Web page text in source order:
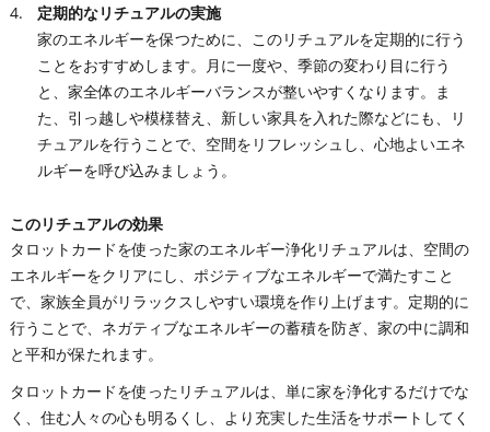
定期的なリチュアルの実施
家のエネルギーを保つために、このリチュアルを定期的に行う
ことをおすすめします。月に一度や、季節の変わり目に行う
と、家全体のエネルギーバランスが整いやすくなります。ま
た、引っ越しや模様替え、新しい家具を入れた際などにも、リ
チュアルを行うことで、空間をリフレッシュし、心地よいエネ
ルギーを呼び込みましょう。
このリチュアルの効果
タロットカードを使った家のエネルギー浄化リチュアルは、空間の
エネルギーをクリアにし、ポジティブなエネルギーで満たすこと
で、家族全員がリラックスしやすい環境を作り上げます。定期的に
行うことで、ネガティブなエネルギーの蓄積を防ぎ、家の中に調和
と平和が保たれます。
タロットカードを使ったリチュアルは、単に家を浄化するだけでな
く、住む人々の心も明るくし、より充実した生活をサポートしてく